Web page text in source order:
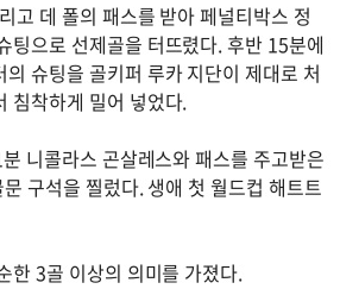
고 데 폴의 패스를 받아 페널티박스 정
팅으로 선제골을 터뜨렸다. 후반 15분에
슈팅을 골키퍼 루카 지단이 제대로 처
침착하게 밀어 넣었다.
니콜라스 곤살레스와 패스를 주고받은
구석을 찔렀다. 생애 첫 월드컵 해트트
한 3골 이상의 의미를 가졌다.